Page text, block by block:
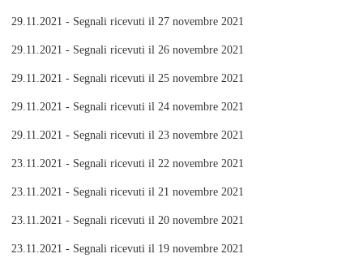
29.11.2021 - Segnali ricevuti il 27 novembre 2021
29.11.2021 - Segnali ricevuti il 26 novembre 2021
29.11.2021 - Segnali ricevuti il 25 novembre 2021
29.11.2021 - Segnali ricevuti il 24 novembre 2021
29.11.2021 - Segnali ricevuti il 23 novembre 2021
23.11.2021 - Segnali ricevuti il 22 novembre 2021
23.11.2021 - Segnali ricevuti il 21 novembre 2021
23.11.2021 - Segnali ricevuti il 20 novembre 2021
23.11.2021 - Segnali ricevuti il 19 novembre 2021